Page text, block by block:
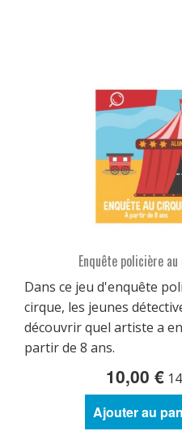
Enquête policière
Dans ce jeu d'enquête
cirque, les jeunes
découvrir quel artiste a
partir de 8 ans.
10,00 €
Ajouter au